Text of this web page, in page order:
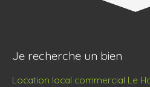
Je recherche un bien
Location local commercial Le